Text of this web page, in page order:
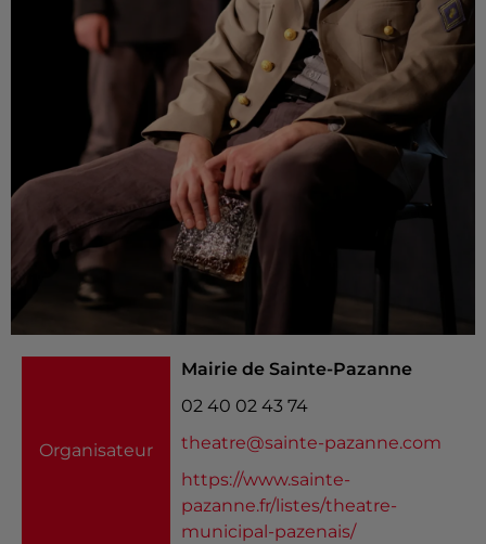
Organisateur
Mairie de Sainte-Pazanne
02 40 02 43 74
theatre@sainte-pazanne.com
https://www.sainte-
pazanne.fr/listes/theatre-
municipal-pazenais/